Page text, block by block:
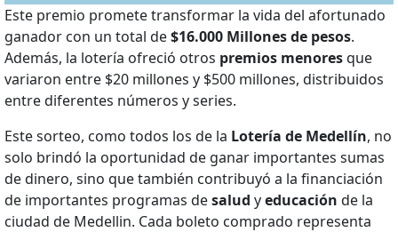
Este premio promete transformar la vida del afortunado
ganador con un total de$16.000 Millones de pesos.
Además, la lotería ofreció otros premios menoresque
variaron entre $20 millones y $500 millones, distribuidos
entre diferentes números y series.
Este sorteo, como todos los de la Lotería de Medellín, no
solo brindó la oportunidad de ganar importantes sumas
de dinero, sino que también contribuyó a la financiación
de importantes programas desalud yeducación de la
ciudad de Medellin. Cada boleto comprado representa